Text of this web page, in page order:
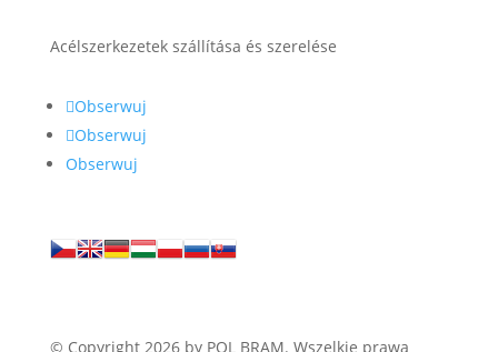
Acélszerkezetek szállítása és szerelése
Obserwuj
Obserwuj
Obserwuj
© Copyright 2026 by POL BRAM. Wszelkie prawa